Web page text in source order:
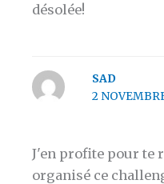
désolée!
SAD
2
J'en profite pour te
organisé ce